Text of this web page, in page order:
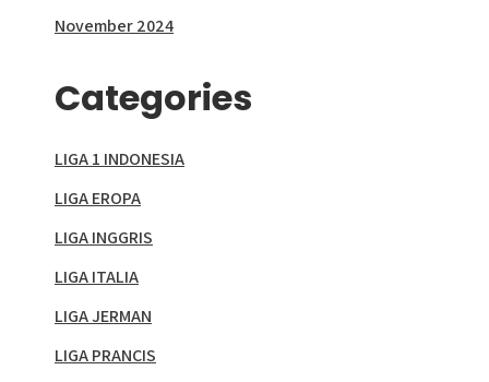
November 2024
Categories
LIGA 1 INDONESIA
LIGA EROPA
LIGA INGGRIS
LIGA ITALIA
LIGA JERMAN
LIGA PRANCIS